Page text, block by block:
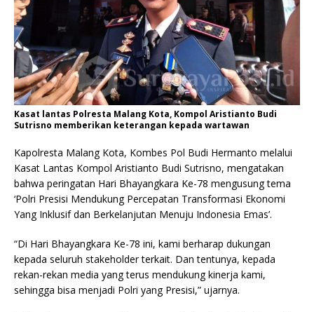
Kasat lantas Polresta Malang Kota, Kompol Aristianto Budi
Sutrisno memberikan keterangan kepada wartawan
Kapolresta Malang Kota, Kombes Pol Budi Hermanto melalui
Kasat Lantas Kompol Aristianto Budi Sutrisno, mengatakan
bahwa peringatan Hari Bhayangkara Ke-78 mengusung tema
‘Polri Presisi Mendukung Percepatan Transformasi Ekonomi
Yang Inklusif dan Berkelanjutan Menuju Indonesia Emas’.
“Di Hari Bhayangkara Ke-78 ini, kami berharap dukungan
kepada seluruh stakeholder terkait. Dan tentunya, kepada
rekan-rekan media yang terus mendukung kinerja kami,
sehingga bisa menjadi Polri yang Presisi,” ujarnya.